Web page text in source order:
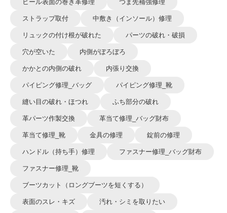
ヒール表面の巻き革修理 つま先補強修理
ストラップ取付 中敷き（インソール）修理
リュックの付け根が破れた パーツの破れ・破損
穴が空いた 内側がぼろぼろ
かかとの内側の破れ 内張り交換
パイピング修理_バッグ パイピング修理_靴
縫い目の破れ・ほつれ ふち部分の破れ
革パーツ作製交換 革当て修理_バッグ財布
革当て修理_靴 金具の修理 錠前の修理
ハンドル（持ち手）修理 ファスナー修理_バッグ財布
ファスナー修理_靴
ブーツカット（ロングブーツを短くする）
表面のスレ・キズ 汚れ・シミを取りたい